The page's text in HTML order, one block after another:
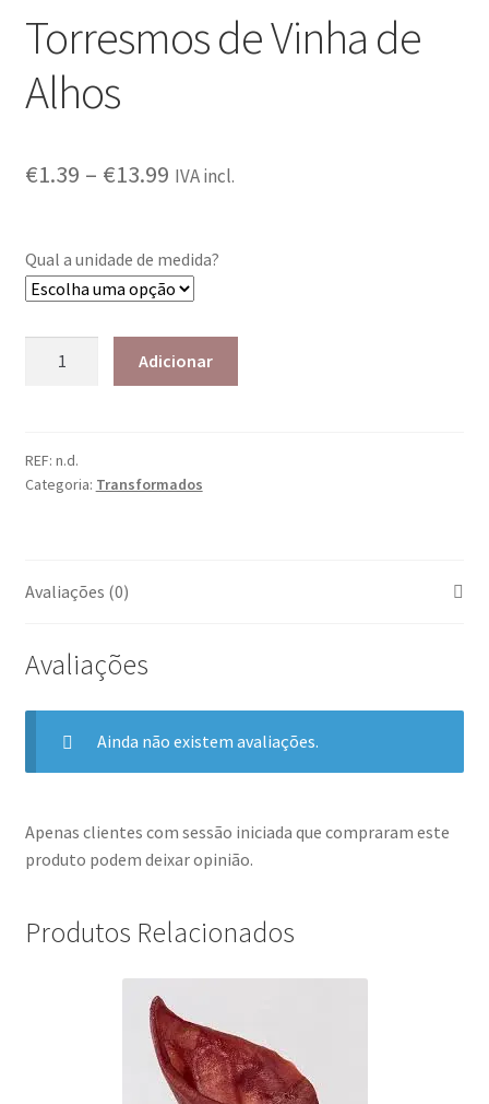
Torresmos de Vinha de
Alhos
€1.39 – €13.99 IVA incl.
Qual a unidade de medida?
Adicionar
REF: n.d.
Categoria: Transformados
Avaliações (0)
Avaliações
Ainda não existem avaliações.
Apenas clientes com sessão iniciada que compraram este
produto podem deixar opinião.
Produtos Relacionados